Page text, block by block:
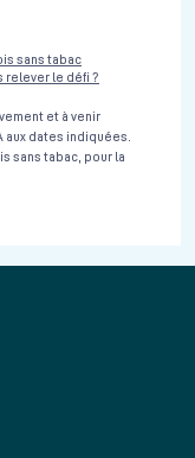
sans tabac
relever le défi ?
et à venir
dates indiquées.
sans tabac, pour la